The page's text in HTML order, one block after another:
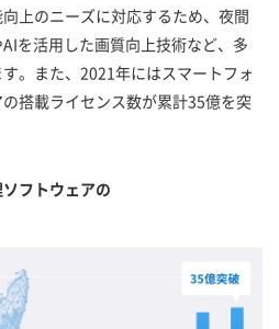
上のニーズに対応するため、夜間
を活用した画質向上技術など、多
。また、2021年にはスマートフォ
搭載ライセンス数が累計35億を突
フトウェアの